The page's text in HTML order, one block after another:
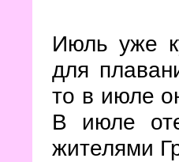
Июль уже
для
то в июле
В июле
жителями